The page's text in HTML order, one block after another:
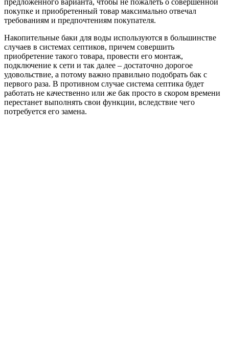
покупке и приобретенный товар максимально отвечал
требованиям и предпочтениям покупателя.
Накопительные баки для воды используются в большинстве
случаев в системах септиков, причем совершить
приобретение такого товара, провести его монтаж,
подключение к сети и так далее – достаточно дорогое
удовольствие, а потому важно правильно подобрать бак с
первого раза. В противном случае система септика будет
работать не качественно или же бак просто в скором времени
перестанет выполнять свои функции, вследствие чего
потребуется его замена.